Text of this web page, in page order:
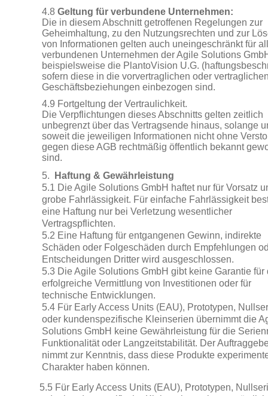
4.8 Geltung für verbundene Unternehmen:
Die in diesem Abschnitt getroffenen Regelungen zur
Geheimhaltung, zu den Nutzungsrechten und zur
von Informationen gelten auch uneingeschränkt für
verbundenen Unternehmen der Agile Solutions
beispielsweise die PlantoVision U.G.
sofern diese in die vorvertraglichen oder
Geschäftsbeziehungen einbezogen sind.
4.9 Fortgeltung der Vertraulichkeit.
Die Verpflichtungen dieses Abschnitts gelten zeitlich
unbegrenzt über das Vertragsende hinaus, solange
soweit die jeweiligen Informationen nicht ohne
gegen diese AGB rechtmäßig öffentlich bekannt
sind.
5.
Haftung & Gewährleistung
5.1 Die Agile Solutions GmbH haftet nur für Vorsatz
grobe Fahrlässigkeit. Für einfache Fahrlässigkeit
eine Haftung nur bei Verletzung wesentlicher
Vertragspflichten.
5.2 Eine Haftung für entgangenen Gewinn, indirekte
Schäden oder Folgeschäden durch Empfehlungen
Entscheidungen Dritter wird ausgeschlossen.
5.3 Die Agile Solutions GmbH gibt keine Garantie für
erfolgreiche Vermittlung von Investitionen oder für
technische Entwicklungen.
5.4 Für Early Access Units (EAU), Prototypen,
oder kundenspezifische Kleinserien übernimmt die
Solutions GmbH keine Gewährleistung für die
Funktionalität oder Langzeitstabilität. Der
nimmt zur Kenntnis, dass diese Produkte
Charakter haben können.
5.5 Für Early Access Units (EAU), Prototypen,